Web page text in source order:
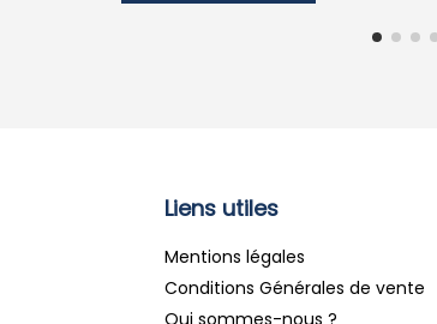
Liens utiles
Mentions légales
Conditions Générales de vente